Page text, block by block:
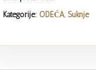
Kategorije: ODEĆA, Suknje